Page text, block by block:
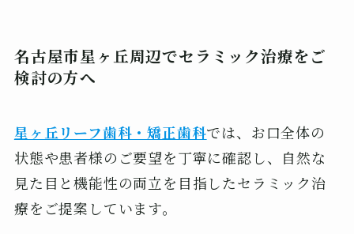
名古屋市星ヶ丘周辺でセラミック治療をご
検討の方へ
星ヶ丘リーフ歯科・矯正歯科では、お口全体の
状態や患者様のご要望を丁寧に確認し、自然な
見た目と機能性の両立を目指したセラミック治
療をご提案しています。